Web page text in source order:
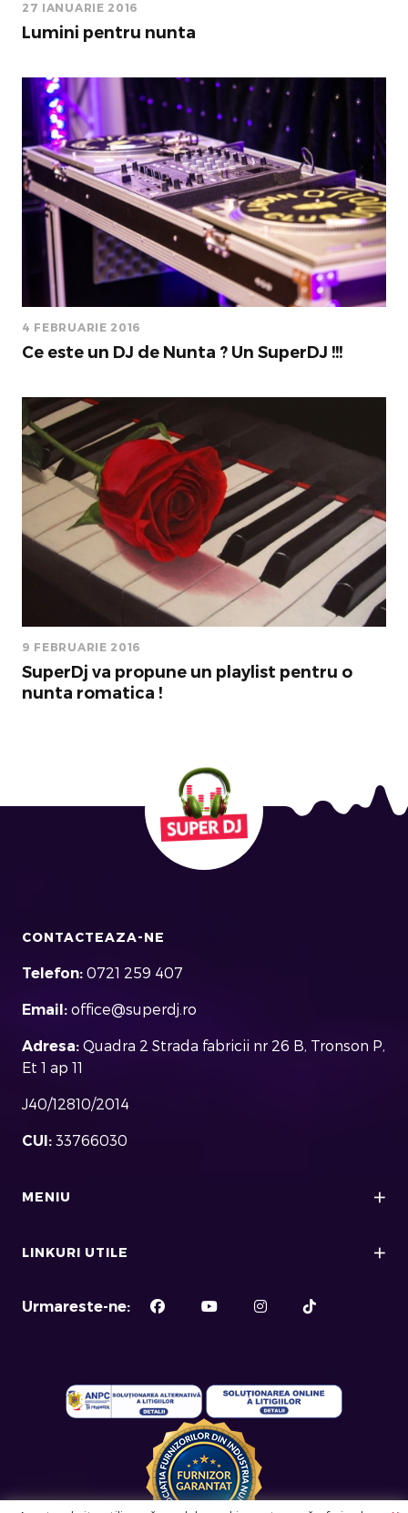
27 IANUARIE 2016
Lumini pentru nunta
4 FEBRUARIE 2016
Ce este un DJ de Nunta ? Un SuperDJ !!!
9 FEBRUARIE 2016
SuperDj va propune un playlist pentru o
nunta romatica !
CONTACTEAZA-NE
Telefon: 0721 259 407
Email: office@superdj.ro
Adresa: Quadra 2 Strada fabricii nr 26 B, Tronson P,
Et 1 ap 11
J40/12810/2014
CUI: 33766030
MENIU
LINKURI UTILE
Urmareste-ne: